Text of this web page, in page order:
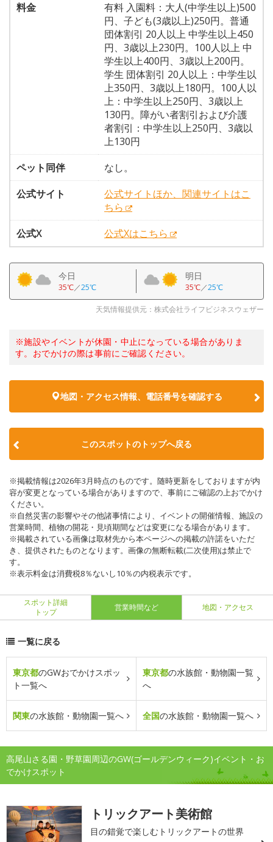
料金
有料 入園料：大人(中学生以上)500
円、子ども(3歳以上)250円。普通
団体割引 20人以上 中学生以上450
円、3歳以上230円。100人以上 中
学生以上400円、3歳以上200円。
学生 団体割引 20人以上：中学生以
上350円、3歳以上180円。100人以
上：中学生以上250円、3歳以上
130円。障がい者割引および介護
者割引：中学生以上250円、3歳以
上130円
ペット同伴
なし。
公式サイト
公式サイトほか、関連サイトはこ
ちら
公式X
公式Xはこちら
今日
35℃／25℃
明日
35℃／25℃
天気情報提供元：株式会社ライフビジネスウェザー
※施設やイベントが休園・中止になっている場合がありま
す。おでかけの際は事前にご確認ください。
地図・アクセス情報、電話番号を確認する
このスポットのトップへ戻る
※掲載情報は2026年3月時点のものです。随時更新をしておりますが内
容が変更となっている場合がありますので、事前にご確認の上おでかけ
ください。
※自然災害の影響やその他諸事情により、イベントの開催情報、施設の
営業時間、植物の開花・見頃期間などは変更になる場合があります。
※掲載されている画像は取材先から本ページへの掲載の許諾をいただ
き、提供されたものとなります。画像の無断転載(二次使用)は禁止で
す。
※表示料金は消費税8％ないし10％の内税表示です。
スポット詳細
トップ
営業時間など 地図・アクセス
一覧に戻る
東京都のGWおでかけスポッ
ト一覧へ
東京都の水族館・動物園一覧
へ
関東の水族館・動物園一覧へ 全国の水族館・動物園一覧へ
高尾山さる園・野草園周辺のGW(ゴールデンウィーク)イベント・お
でかけスポット
トリックアート美術館
目の錯覚で楽しむトリックアートの世界